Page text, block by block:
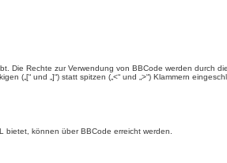
Die Rechte zur Verwendung von BBCode werden durch
(„[“ und „]“) statt spitzen („<“ und „>“) Klammern
bietet, können über BBCode erreicht werden.